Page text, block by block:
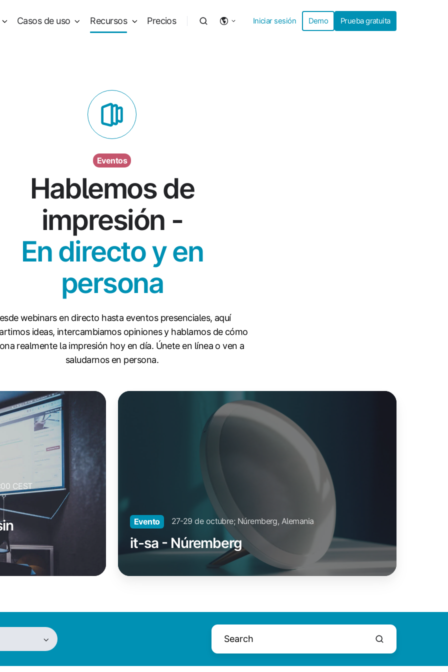
Casos de uso Recursos Precios Iniciar sesión Demo Prueba gratuita
Eventos
Hablemos de
impresión -
En directo y en
persona
webinars en directo hasta eventos presenciales, aquí
ideas, intercambiamos opiniones y hablamos de cómo
realmente la impresión hoy en día. Únete en línea o ven a
saludarnos en persona.
CEST
Evento 27-29 de octubre; Núremberg, Alemania
it-sa - Núremberg